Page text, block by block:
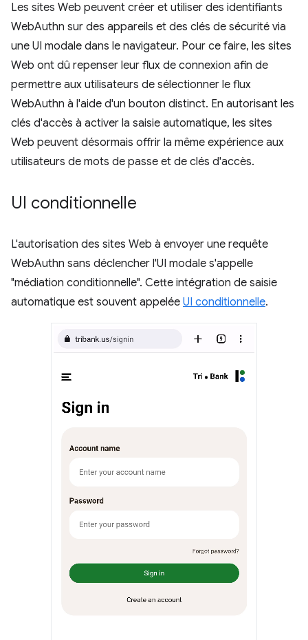
Les sites Web peuvent créer et utiliser des identifiants
WebAuthn sur des appareils et des clés de sécurité via
une UI modale dans le navigateur. Pour ce faire, les sites
Web ont dû repenser leur flux de connexion afin de
permettre aux utilisateurs de sélectionner le flux
WebAuthn à l'aide d'un bouton distinct. En autorisant les
clés d'accès à activer la saisie automatique, les sites
Web peuvent désormais offrir la même expérience aux
utilisateurs de mots de passe et de clés d'accès.
UI conditionnelle
L'autorisation des sites Web à envoyer une requête
WebAuthn sans déclencher l'UI modale s'appelle
"médiation conditionnelle". Cette intégration de saisie
automatique est souvent appelée UI conditionnelle.